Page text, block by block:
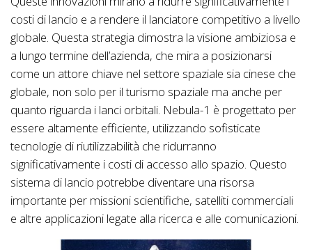
costi di lancio e a rendere il lanciatore competitivo a livello
globale. Questa strategia dimostra la visione ambiziosa e
a lungo termine dell’azienda, che mira a posizionarsi
come un attore chiave nel settore spaziale sia cinese che
globale, non solo per il turismo spaziale ma anche per
quanto riguarda i lanci orbitali. Nebula-1 è progettato per
essere altamente efficiente, utilizzando sofisticate
tecnologie di riutilizzabilità che ridurranno
significativamente i costi di accesso allo spazio. Questo
sistema di lancio potrebbe diventare una risorsa
importante per missioni scientifiche, satelliti commerciali
e altre applicazioni legate alla ricerca e alle comunicazioni.